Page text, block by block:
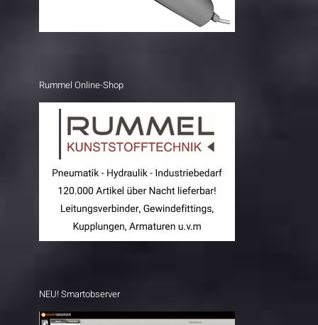
Rummel Online-Shop
NEU! Smartobserver